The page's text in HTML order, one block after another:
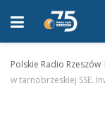
Polskie Radio Rzeszów
w tarnobrzeskiej SSE.